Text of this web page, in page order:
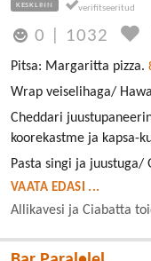
KESKLINN
0 1032
Pitsa: Margaritta pizza.
Wrap veiselihaga/
Cheddari
koorekastme ja kapsa-
Pasta singi ja juustuga/
VAATA EDASI ...
Allikavesi ja Ciabatta